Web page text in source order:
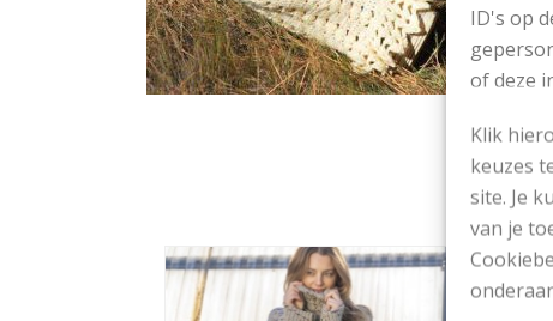
ID's op
of deze
Klik
keuzes
site. Je
van je